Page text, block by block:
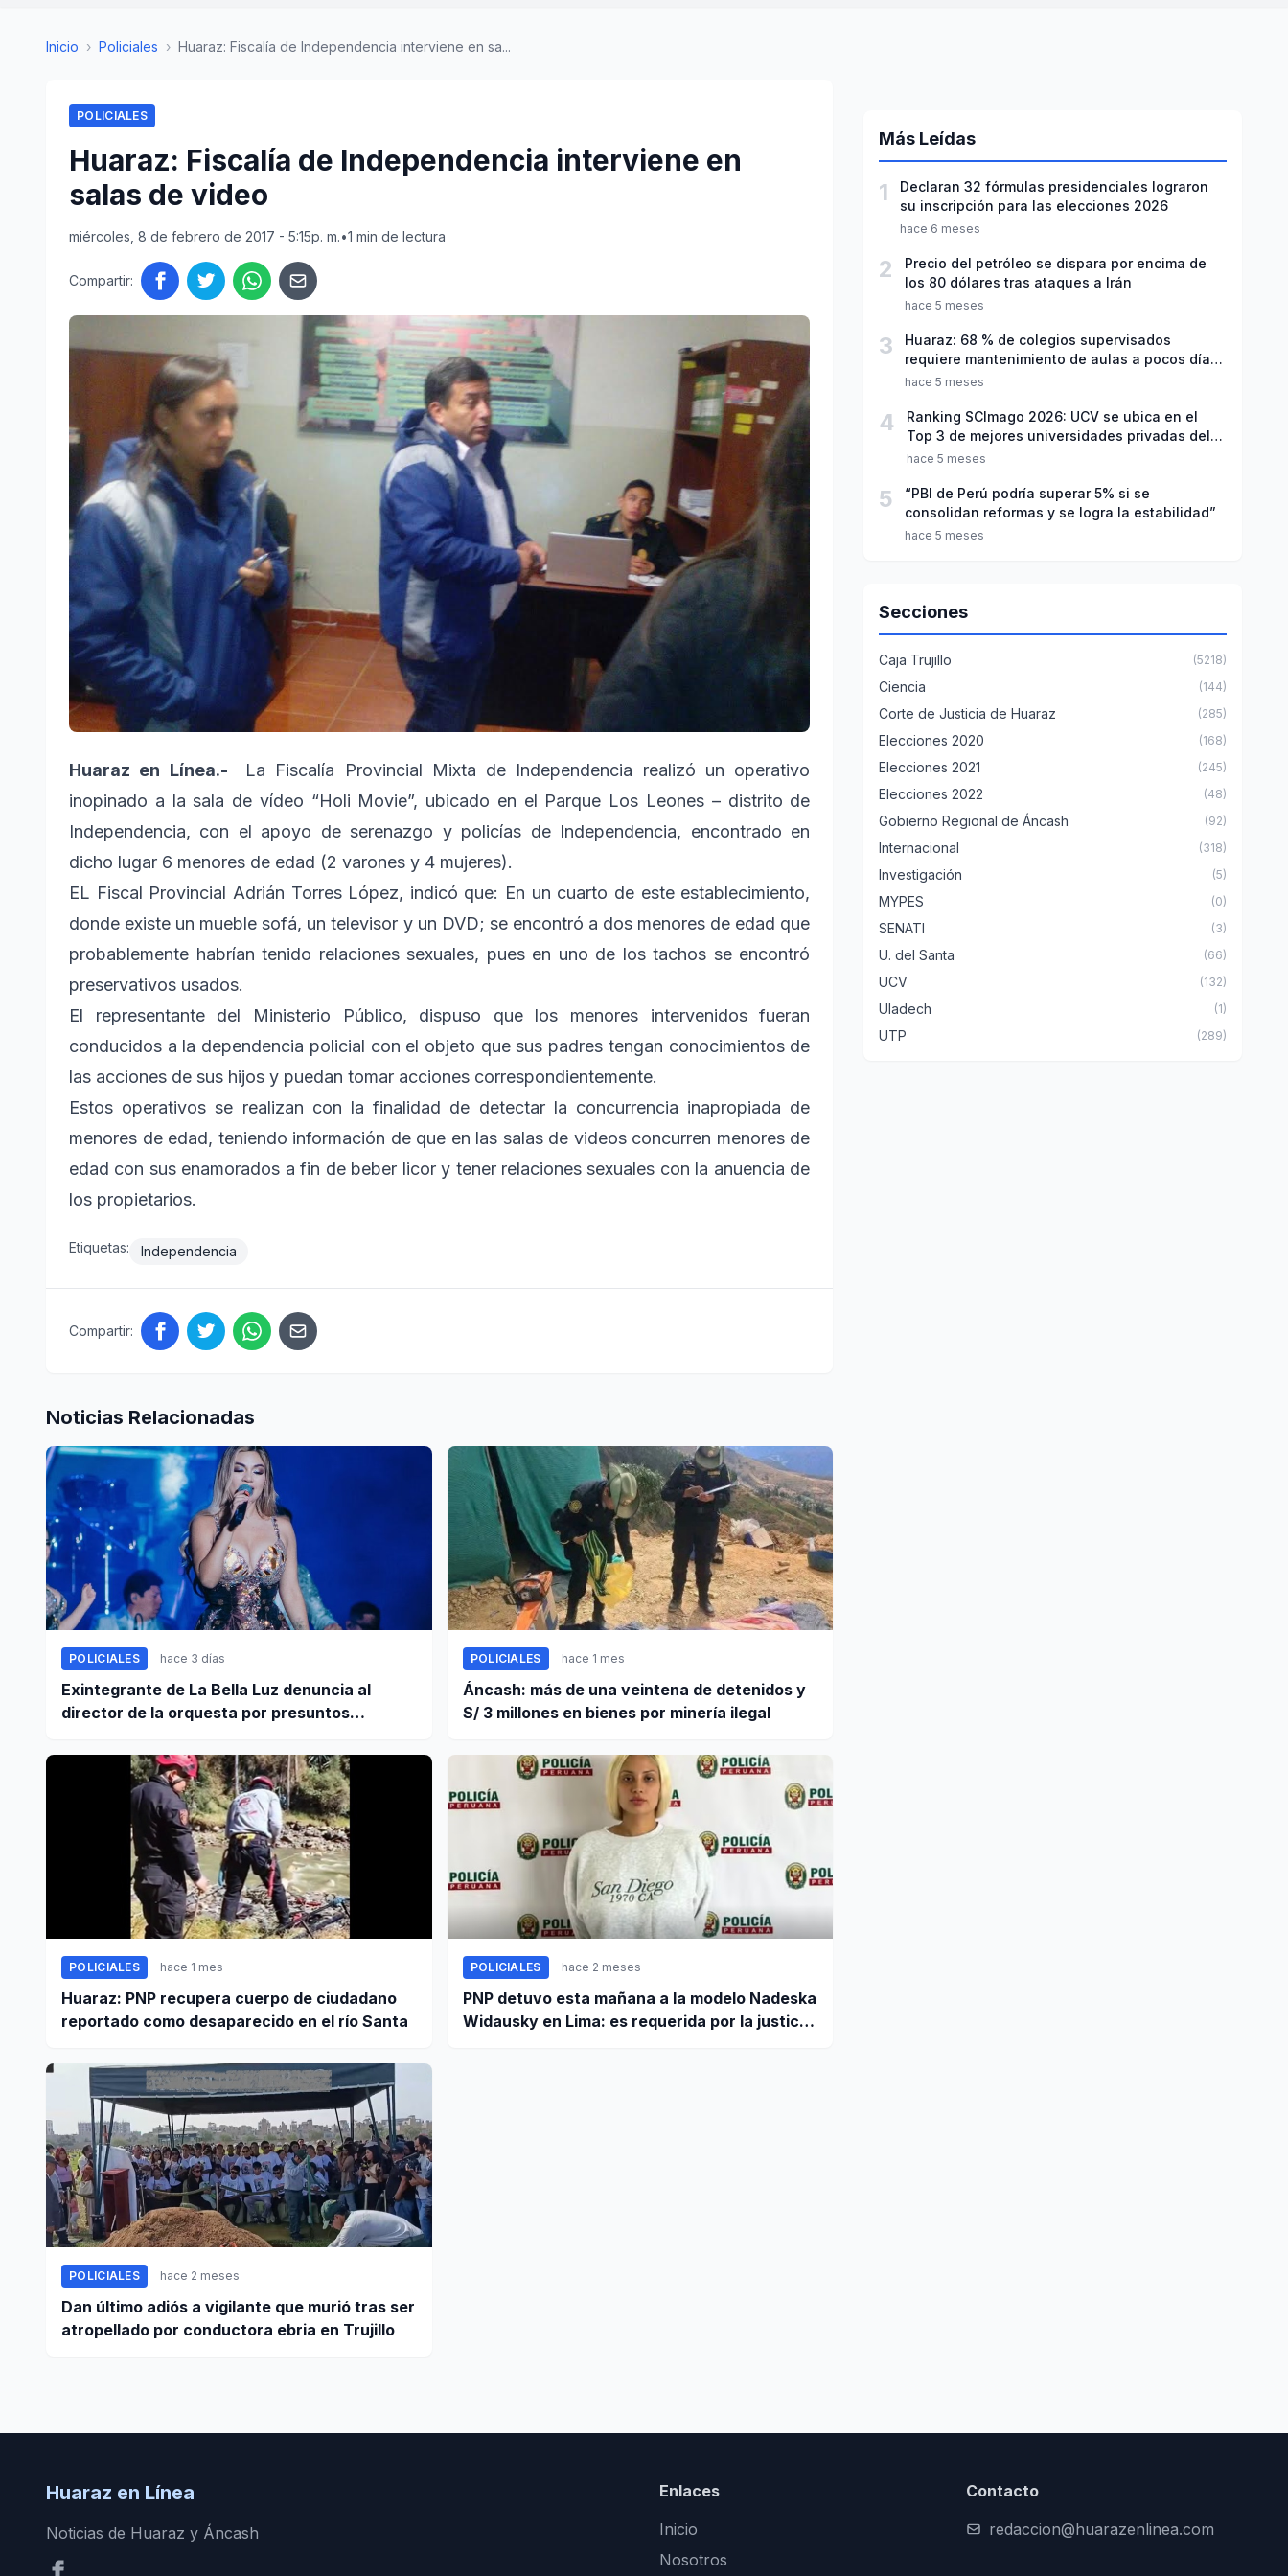
Inicio › Policiales › Huaraz: Fiscalía de Independencia interviene en sa...
POLICIALES
Huaraz: Fiscalía de Independencia interviene en
salas de video
miércoles, 8 de febrero de 2017 - 5:15p. m.•1 min de lectura
Compartir:
Huaraz en Línea.- La Fiscalía Provincial Mixta de Independencia realizó un operativo
inopinado a la sala de vídeo “Holi Movie”, ubicado en el Parque Los Leones – distrito de
Independencia, con el apoyo de serenazgo y policías de Independencia, encontrado en
dicho lugar 6 menores de edad (2 varones y 4 mujeres).
EL Fiscal Provincial Adrián Torres López, indicó que: En un cuarto de este establecimiento,
donde existe un mueble sofá, un televisor y un DVD; se encontró a dos menores de edad que
probablemente habrían tenido relaciones sexuales, pues en uno de los tachos se encontró
preservativos usados.
El representante del Ministerio Público, dispuso que los menores intervenidos fueran
conducidos a la dependencia policial con el objeto que sus padres tengan conocimientos de
las acciones de sus hijos y puedan tomar acciones correspondientemente.
Estos operativos se realizan con la finalidad de detectar la concurrencia inapropiada de
menores de edad, teniendo información de que en las salas de videos concurren menores de
edad con sus enamorados a fin de beber licor y tener relaciones sexuales con la anuencia de
los propietarios.
Etiquetas: Independencia
Compartir:
Noticias Relacionadas
POLICIALES hace 3 días
Exintegrante de La Bella Luz denuncia al
director de la orquesta por presuntos
POLICIALES hace 1 mes
Áncash: más de una veintena de detenidos y
S/ 3 millones en bienes por minería ilegal
POLICIALES hace 1 mes
Huaraz: PNP recupera cuerpo de ciudadano
reportado como desaparecido en el río Santa
POLICIALES hace 2 meses
PNP detuvo esta mañana a la modelo Nadeska
Widausky en Lima: es requerida por la justicia
POLICIALES hace 2 meses
Dan último adiós a vigilante que murió tras ser
atropellado por conductora ebria en Trujillo
Más Leídas
1
Declaran 32 fórmulas presidenciales lograron
su inscripción para las elecciones 2026
hace 6 meses
2
Precio del petróleo se dispara por encima de
los 80 dólares tras ataques a Irán
hace 5 meses
3
Huaraz: 68 % de colegios supervisados
requiere mantenimiento de aulas a pocos días
de inicio del año escolar 2026
hace 5 meses
4
Ranking SCImago 2026: UCV se ubica en el
Top 3 de mejores universidades privadas del
Perú
hace 5 meses
5
“PBI de Perú podría superar 5% si se
consolidan reformas y se logra la estabilidad”
hace 5 meses
Secciones
Caja Trujillo (5218)
Ciencia (144)
Corte de Justicia de Huaraz (285)
Elecciones 2020 (168)
Elecciones 2021 (245)
Elecciones 2022 (48)
Gobierno Regional de Áncash (92)
Internacional (318)
Investigación (5)
MYPES (0)
SENATI (3)
U. del Santa (66)
UCV (132)
Uladech (1)
UTP (289)
Huaraz en Línea
Noticias de Huaraz y Áncash
Enlaces
Inicio
Nosotros
Contacto
redaccion@huarazenlinea.com